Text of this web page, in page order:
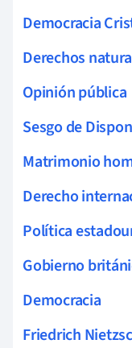
Democracia
Derechos
Opinión pública
Sesgo de
Matrimonio
Derecho
Política
Gobierno
Democracia
Friedrich